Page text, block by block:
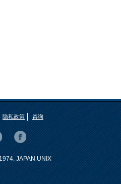
隐私政策 咨询
JAPAN UNIX